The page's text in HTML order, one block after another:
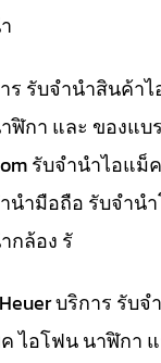
ร รับจำนำสินค้า
ฬิกา และ ของแบ
รับจำนำไอแม็
นำมือถือ รับจำน
กล้อง รั
บริการ รับ
ไอโฟน นาฬิกา